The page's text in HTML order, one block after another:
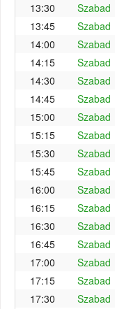
13:30
Szabad
13:45
Szabad
14:00
Szabad
14:15
Szabad
14:30
Szabad
14:45
Szabad
15:00
Szabad
15:15
Szabad
15:30
Szabad
15:45
Szabad
16:00
Szabad
16:15
Szabad
16:30
Szabad
16:45
Szabad
17:00
Szabad
17:15
Szabad
17:30
Szabad